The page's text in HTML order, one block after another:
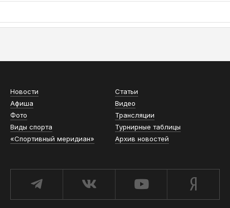
Новости
Статьи
Афиша
Видео
Фото
Трансляции
Виды спорта
Турнирные таблицы
«Спортивный меридиан»
Архив новостей